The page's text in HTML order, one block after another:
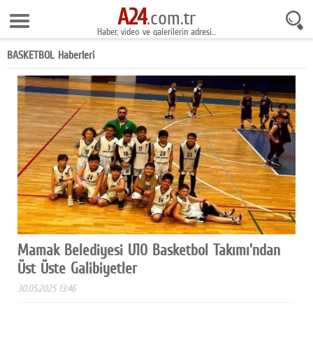
9 Ağustos 2026 11:54:37
Anasayfa
Foto Galeri
Gazeteler
Video Galeri
Gündem
Ekonomi
Yaşam
Teknoloji
A24.com.tr
Haber, video ve galerilerin adresi...
BASKETBOL Haberleri
Mamak Belediyesi U10 Basketbol Takımı'ndan
Üst Üste Galibiyetler
30.05.2025 13:46